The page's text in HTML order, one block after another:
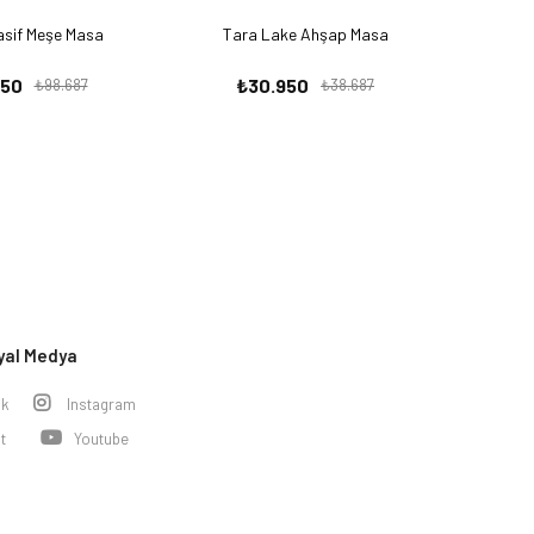
Meşe Masa
₺98.687
Tara Lake Ahşap Masa
₺30.950 ₺38.687
Medya
Instagram
Youtube